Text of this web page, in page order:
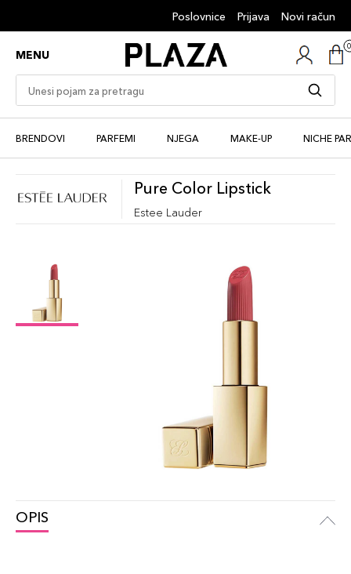
Poslovnice Prijava Novi račun
MENU
BRENDOVI PARFEMI NJEGA MAKE-UP NICHE
Pure Color Lipstick
Estee Lauder
OPIS